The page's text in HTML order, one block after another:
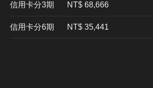
信用卡分3期 ​NT$ 68,666
信用卡分6期 NT$ 35,441